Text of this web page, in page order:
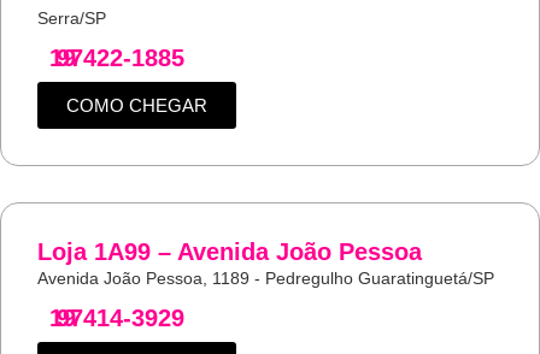
Serra/SP
19
97422-1885
COMO CHEGAR
Loja 1A99 – Avenida João Pessoa
Avenida João Pessoa, 1189 - Pedregulho Guaratinguetá/SP
19
97414-3929